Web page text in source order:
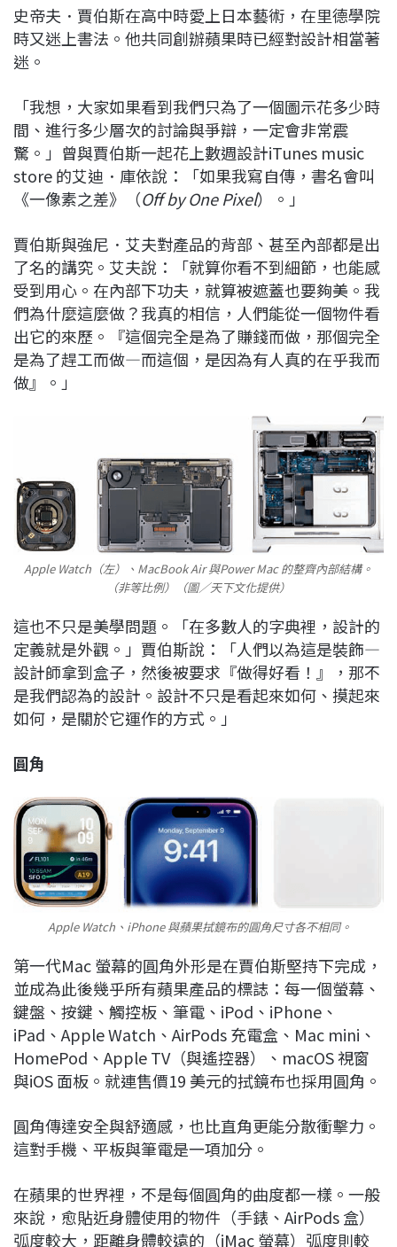
史帝夫．賈伯斯在高中時愛上日本藝術，在里德學院
時又迷上書法。他共同創辦蘋果時已經對設計相當著
迷。
「我想，大家如果看到我們只為了一個圖示花多少時
間、進行多少層次的討論與爭辯，一定會非常震
驚。」曾與賈伯斯一起花上數週設計iTunes music
store 的艾迪．庫依說：「如果我寫自傳，書名會叫
《一像素之差》（Off by One Pixel）。」
賈伯斯與強尼．艾夫對產品的背部、甚至內部都是出
了名的講究。艾夫說：「就算你看不到細節，也能感
受到用心。在內部下功夫，就算被遮蓋也要夠美。我
們為什麼這麼做？我真的相信，人們能從一個物件看
出它的來歷。『這個完全是為了賺錢而做，那個完全
是為了趕工而做—而這個，是因為有人真的在乎我而
做』。」
Apple Watch（左）、MacBook Air 與Power Mac 的整齊內部結構。
（非等比例）（圖／天下文化提供）
這也不只是美學問題。「在多數人的字典裡，設計的
定義就是外觀。」賈伯斯說：「人們以為這是裝飾—
設計師拿到盒子，然後被要求『做得好看！』，那不
是我們認為的設計。設計不只是看起來如何、摸起來
如何，是關於它運作的方式。」
圓角
Apple Watch、iPhone 與蘋果拭鏡布的圓角尺寸各不相同。
第一代Mac 螢幕的圓角外形是在賈伯斯堅持下完成，
並成為此後幾乎所有蘋果產品的標誌：每一個螢幕、
鍵盤、按鍵、觸控板、筆電、iPod、iPhone、
iPad、Apple Watch、AirPods 充電盒、Mac mini、
HomePod、Apple TV（與遙控器）、macOS 視窗
與iOS 面板。就連售價19 美元的拭鏡布也採用圓角。
圓角傳達安全與舒適感，也比直角更能分散衝擊力。
這對手機、平板與筆電是一項加分。
在蘋果的世界裡，不是每個圓角的曲度都一樣。一般
來說，愈貼近身體使用的物件（手錶、AirPods 盒）
弧度較大，距離身體較遠的（iMac 螢幕）弧度則較